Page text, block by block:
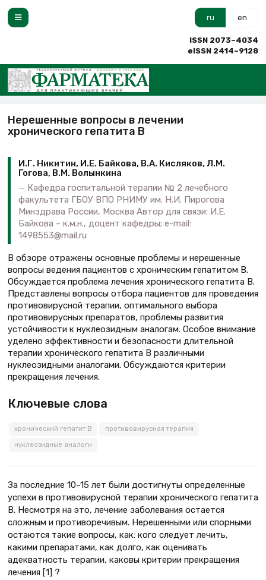
ru en
ISSN 2073–4034
eISSN 2414–9128
Нерешенные вопросы в лечении
хронического гепатита В
И.Г. Никитин, И.Е. Байкова, В.А. Кисляков, Л.М.
Гогова, В.М. Волынкина
Кафедра госпитальной терапии № 2 лечебного
факультета ГБОУ ВПО РНИМУ им. Н.И. Пирогова
Минздрава России, Москва Автор для связи: И.Е.
Байкова – к.м.н., доцент кафедры; e-mail:
1498553@mail.ru
В обзоре отражены основные проблемы и нерешенные
вопросы ведения пациентов с хроническим гепатитом В.
Обсуждается проблема лечения хронического гепатита В.
Представлены вопросы отбора пациентов для проведения
противовирусной терапии, оптимального выбора
противовирусных препаратов, проблемы развития
устойчивости к нуклеозидным аналогам. Особое внимание
уделено эффективности и безопасности длительной
терапии хронического гепатита В различными
нуклеозидными аналогами. Обсуждаются критерии
прекращения лечения.
Ключевые слова
хронический гепатит В противовирусная терапия
нуклеозидные аналоги
За последние 10–15 лет были достигнуты определенные
успехи в противовирусной терапии хронического гепатита
В. Несмотря на это, лечение заболевания остается
сложным и противоречивым. Нерешенными или спорными
остаются такие вопросы, как: кого следует лечить,
какими препаратами, как долго, как оценивать
адекватность терапии, каковы критерии прекращения
лечения [1] ?